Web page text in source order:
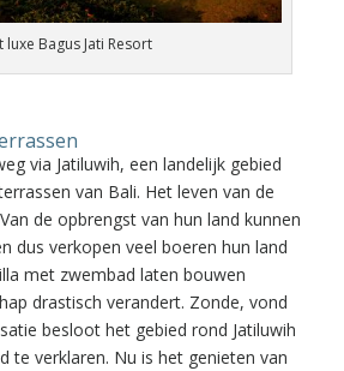
luxe Bagus Jati Resort
via Jatiluwih, een landelijk gebied
van Bali. Het leven van de
de opbrengst van hun land kunnen
dus verkopen veel boeren hun land
met zwembad laten bouwen
drastisch verandert. Zonde, vond
besloot het gebied rond Jatiluwih
te verklaren. Nu is het genieten van